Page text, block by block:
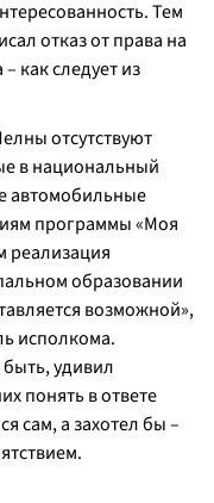
Тем
отказ от права на
как следует из
отсутствуют
в национальный
автомобильные
программы «Моя
реализация
образовании
возможной»,
исполкома.
удивил
понять в ответе
сам, а захотел бы –